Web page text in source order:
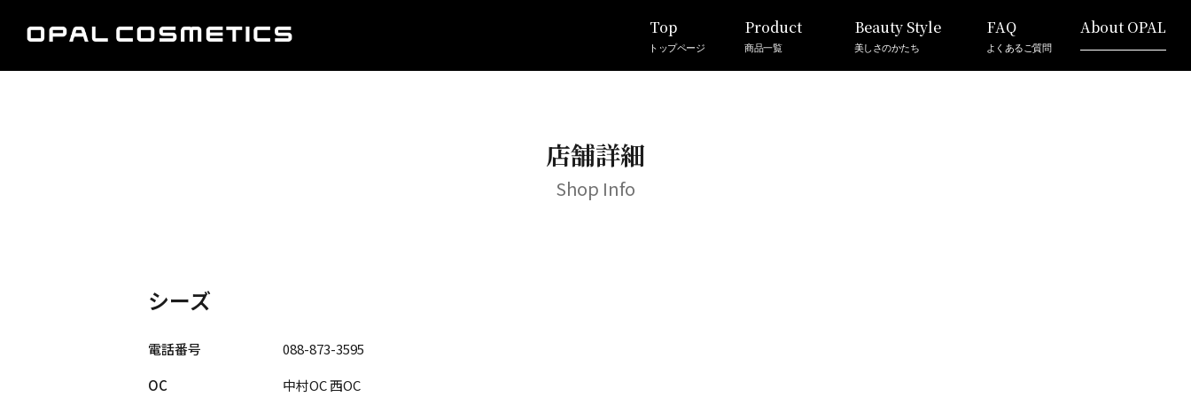
Top
トップページ
Product
商品一覧
Beauty Style
美しさのかたち
FAQ
よくあるご質問
About OPAL
店舗詳細
Shop Info
シーズ
電話番号
088-873-3595
OC
中村OC 西OC